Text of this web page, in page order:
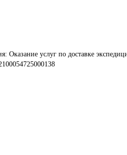
Оказание услуг по доставке